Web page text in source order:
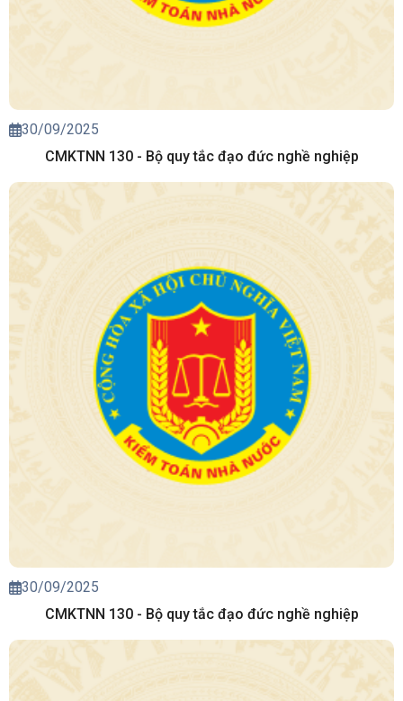
30/09/2025
CMKTNN 130 - Bộ quy tắc đạo đức nghề nghiệp
30/09/2025
CMKTNN 130 - Bộ quy tắc đạo đức nghề nghiệp